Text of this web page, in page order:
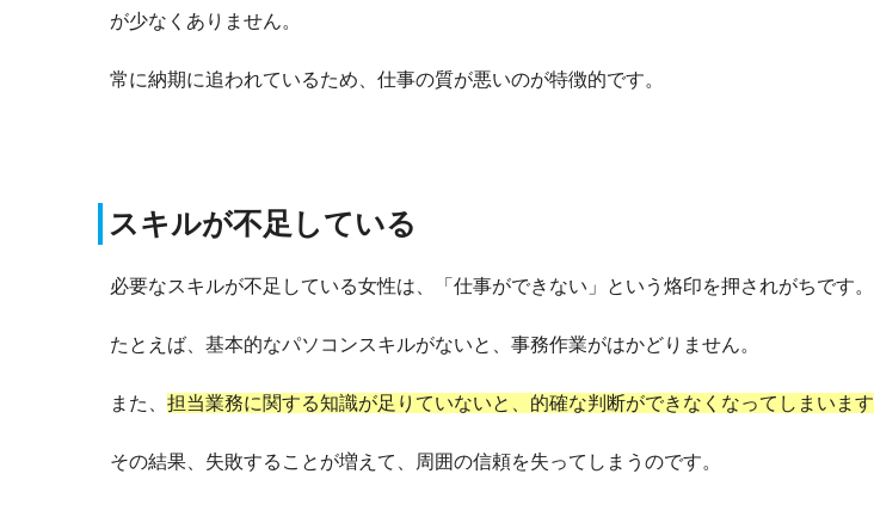
が少なくありません。
常に納期に追われているため、仕事の質が悪いのが特徴的です。
スキルが不足している
必要なスキルが不足している女性は、「仕事ができない」という烙印を押されがちです。
たとえば、基本的なパソコンスキルがないと、事務作業がはかどりません。
また、 担当業務に関する知識が足りていないと、的確な判断ができなくなってしまいます
その結果、失敗することが増えて、周囲の信頼を失ってしまうのです。